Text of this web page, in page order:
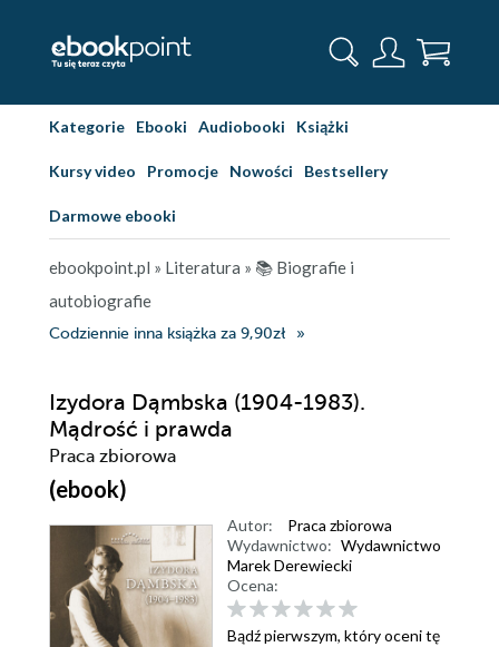
Kategorie Ebooki Audiobooki Książki
Kursy video Promocje Nowości Bestsellery
Darmowe ebooki
ebookpoint.pl » Literatura » 📚 Biografie i
autobiografie
Codziennie inna książka za 9,90zł
Izydora Dąmbska (1904-1983).
Mądrość i prawda
Praca zbiorowa
(ebook)
Autor:
Praca zbiorowa
Wydawnictwo: Wydawnictwo
Marek Derewiecki
Ocena:
Bądź pierwszym, który oceni tę